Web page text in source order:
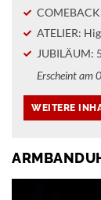
ATELIER:
JUBILÄUM:
Erscheint am